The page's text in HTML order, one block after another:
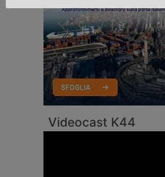
Videocast K44